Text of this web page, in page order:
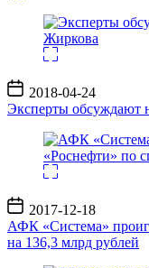
Дата
записи
2018-04-24
Эксперты обсуждают
Дата
записи
2017-12-18
АФК «Система»
на 136,3 млрд рублей